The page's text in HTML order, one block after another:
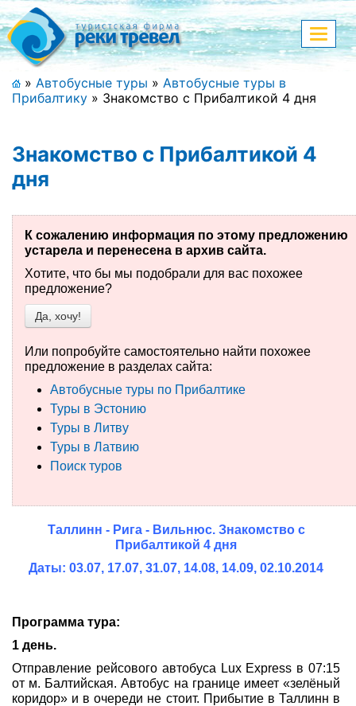
Меню
+7 (911) 182-44-68
Адрес офиса, контакты
Полная версия сайта
Главная
Спецпредложения
Праздничные туры
Страны и направления
Поиск тура
Туры по России
Автобусные туры
Круизы
Авиабилеты
О компании
Отзывы
меню
» Автобусные туры » Автобусные туры в
Прибалтику » Знакомство с Прибалтикой 4 дня
Знакомство с Прибалтикой 4
дня
К сожалению информация по этому предложению
устарела и перенесена в архив сайта.
Хотите, что бы мы подобрали для вас похожее
предложение?
Да, хочу!
Или попробуйте самостоятельно найти похожее
предложение в разделах сайта:
Автобусные туры по Прибалтике
Туры в Эстонию
Туры в Литву
Туры в Латвию
Поиск туров
Таллинн - Рига - Вильнюс. Знакомство с
Прибалтикой 4 дня
Даты: 03.07, 17.07, 31.07, 14.08, 14.09, 02.10.2014
Программа тура:
1 день.
Отправление рейсового автобуса Lux Express в 07:15
от м. Балтийская. Автобус на границе имеет «зелёный
коридор» и в очереди не стоит. Прибытие в Таллинн в